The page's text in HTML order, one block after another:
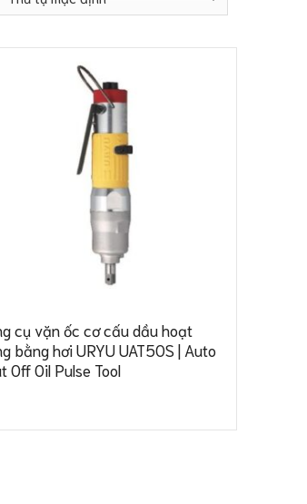
cụ vặn ốc cơ cấu dầu hoạt
bằng hơi URYU UAT50S | Auto
Off Oil Pulse Tool